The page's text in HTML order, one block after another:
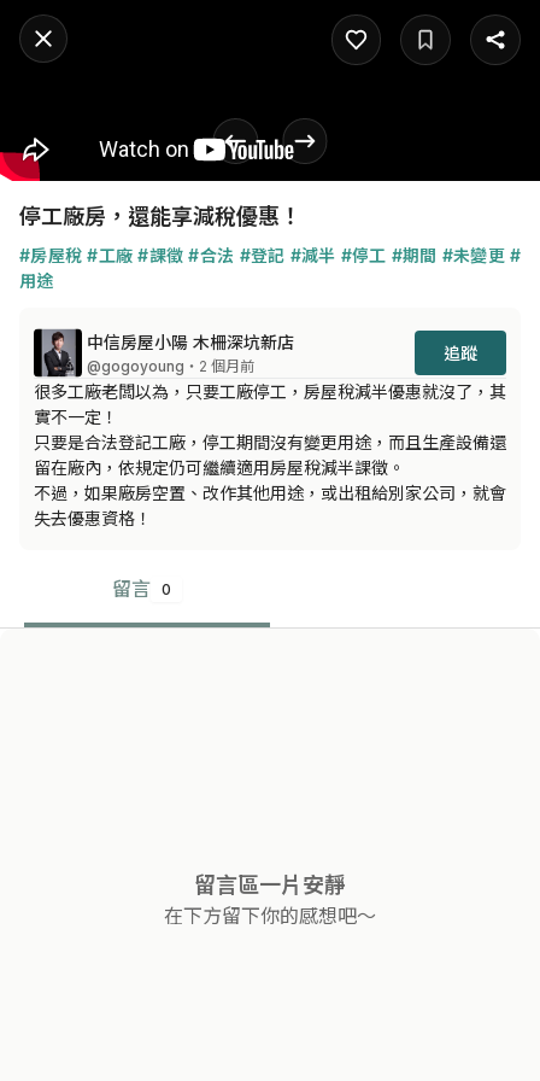
停工廠房，還能享減稅優惠！
#房屋稅 #工廠 #課徵 #合法 #登記 #減半 #停工 #期間 #未變更 #
用途
中信房屋小陽 木柵深坑新店
@gogoyoung ・2 個月前
追蹤
很多工廠老闆以為，只要工廠停工，房屋稅減半優惠就沒了，其
實不一定！
只要是合法登記工廠，停工期間沒有變更用途，而且生產設備還
留在廠內，依規定仍可繼續適用房屋稅減半課徵。
不過，如果廠房空置、改作其他用途，或出租給別家公司，就會
失去優惠資格！
留言 0
留言區一片安靜
在下方留下你的感想吧～